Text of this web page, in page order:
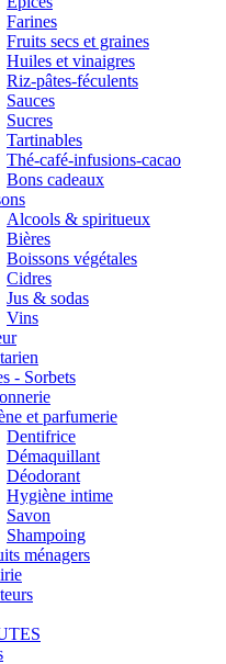
Farines
Fruits secs et graines
Huiles et vinaigres
Riz-pâtes-féculents
Sauces
Sucres
Tartinables
Thé-café-infusions-cacao
Bons cadeaux
Alcools & spiritueux
Bières
Boissons végétales
Cidres
Jus & sodas
Vins
- Sorbets
et parfumerie
Dentifrice
Démaquillant
Déodorant
Hygiène intime
Savon
Shampoing
ménagers